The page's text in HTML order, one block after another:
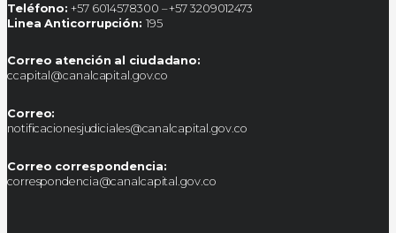
Teléfono: +57 6014578300 – +57 3209012473
Linea Anticorrupción: 195
Correo atención al ciudadano:
ccapital@canalcapital.gov.co
Correo:
notificacionesjudiciales@canalcapital.gov.co
Correo correspondencia:
correspondencia@canalcapital.gov.co